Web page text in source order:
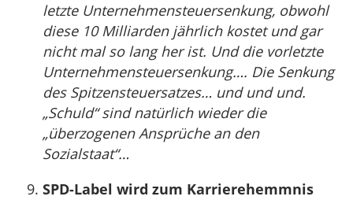
letzte Unternehmensteuersenkung, obwohl
diese 10 Milliarden jährlich kostet und gar
nicht mal so lang her ist. Und die vorletzte
Unternehmensteuersenkung…. Die Senkung
des Spitzensteuersatzes… und und und.
„Schuld“ sind natürlich wieder die
„überzogenen Ansprüche an den
Sozialstaat“…
SPD-Label wird zum Karrierehemmnis